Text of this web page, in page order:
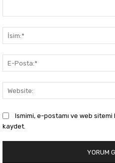
Ismimi, e-postamı ve web
kaydet.